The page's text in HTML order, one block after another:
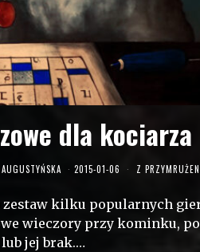
dla kociarza
2015-01-06 Z
zestaw kilku popularnych
wieczory przy kominku,
jej brak.…